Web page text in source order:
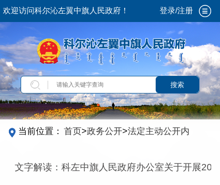
欢迎访问科尔沁左翼中旗人民政府！ 登录/注册
搜索
当前位置： 首页>政务公开>法定主动公开内容
文字解读：科左中旗人民政府办公室关于开展